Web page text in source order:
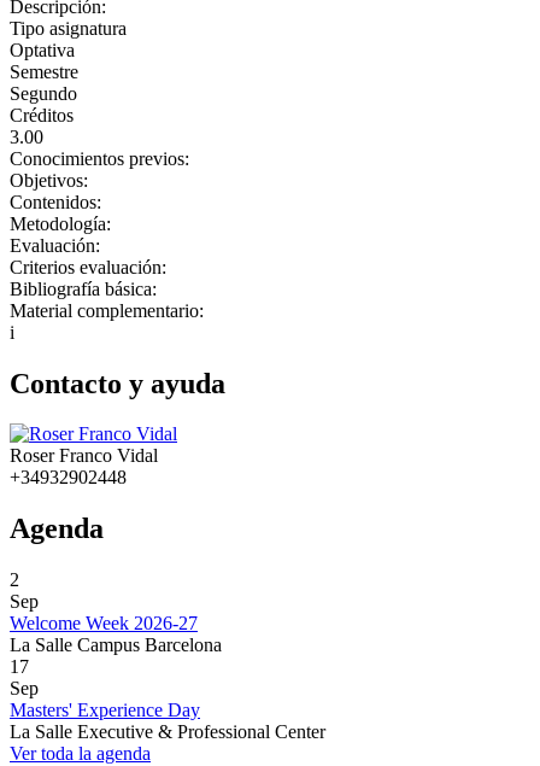
Descripción:
Tipo asignatura
Optativa
Semestre
Segundo
Créditos
3.00
Conocimientos previos:
Objetivos:
Contenidos:
Metodología:
Evaluación:
Criterios evaluación:
Bibliografía básica:
Material complementario:
i
Contacto y ayuda
Roser Franco Vidal
+34932902448
Agenda
2
Sep
Welcome Week 2026-27
La Salle Campus Barcelona
17
Sep
Masters' Experience Day
La Salle Executive & Professional Center
Ver toda la agenda